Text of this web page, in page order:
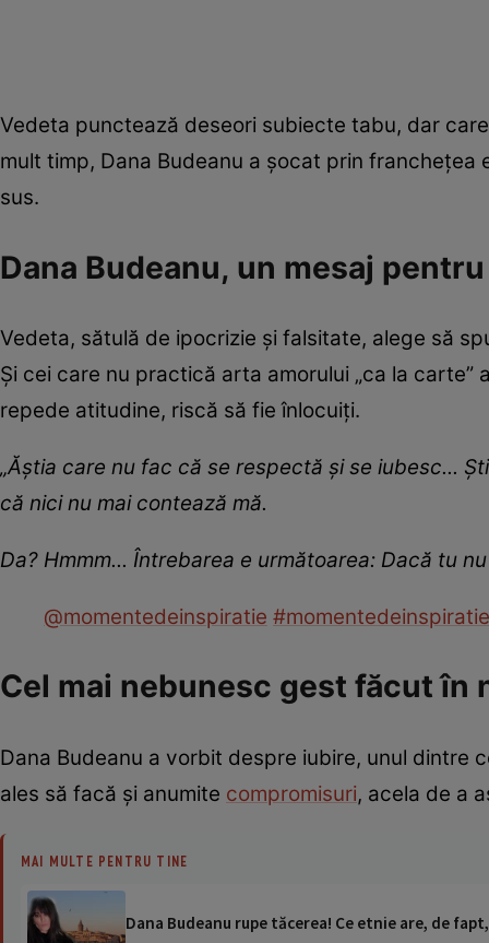
Vedeta punctează deseori subiecte tabu, dar
mult timp, Dana Budeanu a șocat prin
sus.
Dana Budeanu, un mesaj
Vedeta, sătulă de ipocrizie și falsitate, alege să
Și cei care nu practică arta amorului „ca la
repede atitudine, riscă să fie înlocuiți.
„Ăștia care nu fac că se respectă și se iubesc...
că nici nu mai contează mă.
Da? Hmmm... Întrebarea e următoarea: Dacă tu
@momentedeinspiratie #momentedeinspiratie
Cel mai nebunesc gest făcut
Dana Budeanu a vorbit despre iubire, unul dintre
ales să facă și anumite compromisuri, acela de a
MAI MULTE PENTRU TINE
Dana Budeanu rupe tăcerea! Ce etnie are, de